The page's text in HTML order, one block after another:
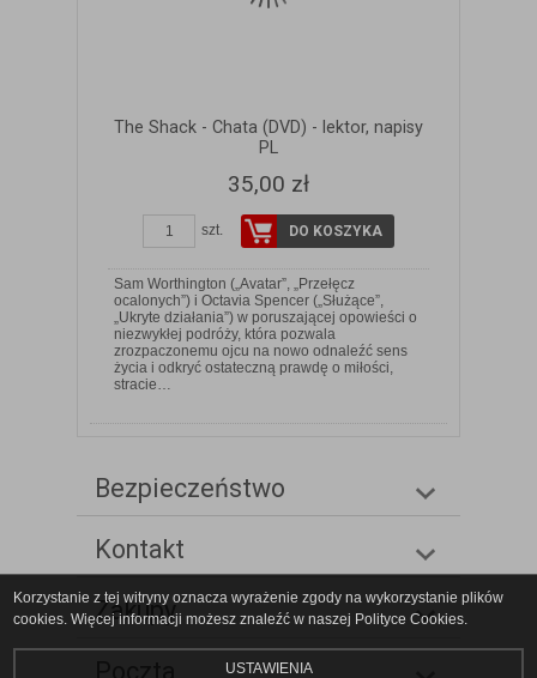
The Shack - Chata (DVD) - lektor, napisy
PL
35,00 zł
szt. DO KOSZYKA
Sam Worthington („Avatar”, „Przełęcz
ocalonych”) i Octavia Spencer („Służące”,
„Ukryte działania”) w poruszającej opowieści o
niezwykłej podróży, która pozwala
zrozpaczonemu ojcu na nowo odnaleźć sens
życia i odkryć ostateczną prawdę o miłości,
stracie…
Bezpieczeństwo
Kontakt
Zakupy
Korzystanie z tej witryny oznacza wyrażenie zgody na wykorzystanie plików
cookies. Więcej informacji możesz znaleźć w naszej Polityce Cookies.
USTAWIENIA